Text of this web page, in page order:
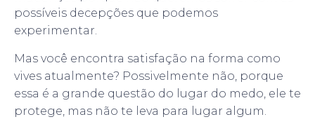
possíveis decepções que podemos
experimentar.
Mas você encontra satisfação na forma como
vives atualmente? Possivelmente não, porque
essa é a grande questão do lugar do medo, ele te
protege, mas não te leva para lugar algum.